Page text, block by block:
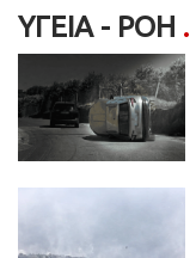
ΥΓΕΊΑ - ΡΟΗ